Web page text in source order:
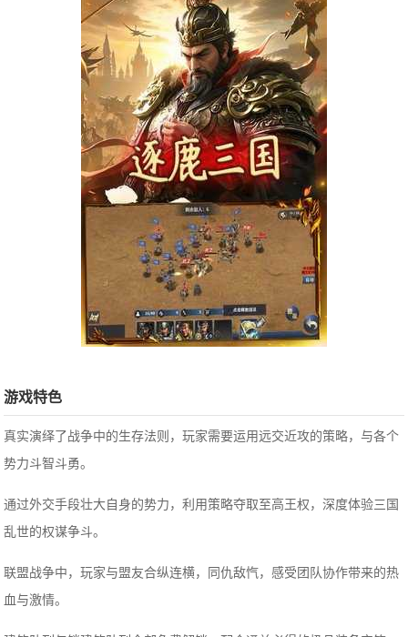
游戏特色
真实演绎了战争中的生存法则，玩家需要运用远交近攻的策略，与各个
势力斗智斗勇。
通过外交手段壮大自身的势力，利用策略夺取至高王权，深度体验三国
乱世的权谋争斗。
联盟战争中，玩家与盟友合纵连横，同仇敌忾，感受团队协作带来的热
血与激情。